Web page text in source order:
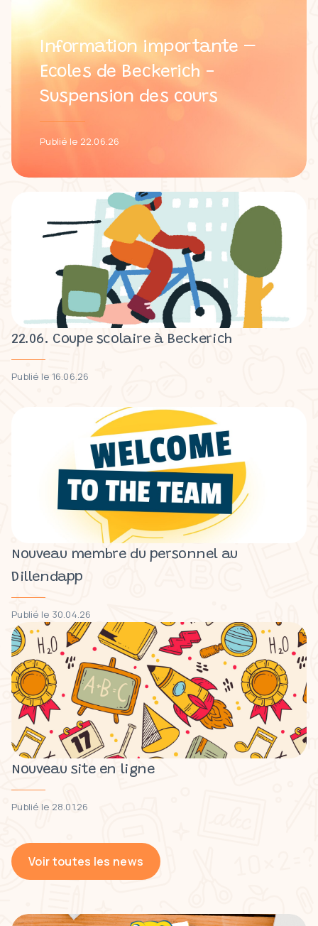
Information importante –
Ecoles de Beckerich -
Suspension des cours
Publié le 22.06.26
22.06. Coupe scolaire à Beckerich
Publié le 16.06.26
Nouveau membre du personnel au
Dillendapp
Publié le 30.04.26
Nouveau site en ligne
Publié le 28.01.26
Voir toutes les news